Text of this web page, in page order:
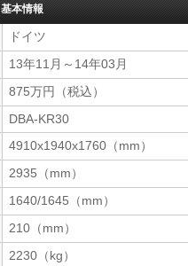
基本情報
ドイツ
13年11月～14年03月
875万円（税込）
DBA-KR30
4910x1940x1760（mm）
2935（mm）
1640/1645（mm）
210（mm）
2230（kg）